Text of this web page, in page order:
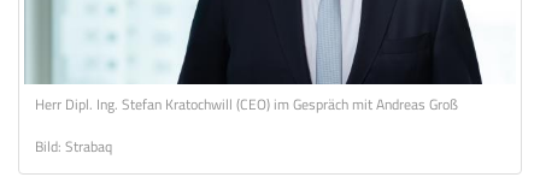
Herr Dipl. Ing. Stefan Kratochwill (CEO) im Gespräch mit Andreas Groß
Bild: Strabaq